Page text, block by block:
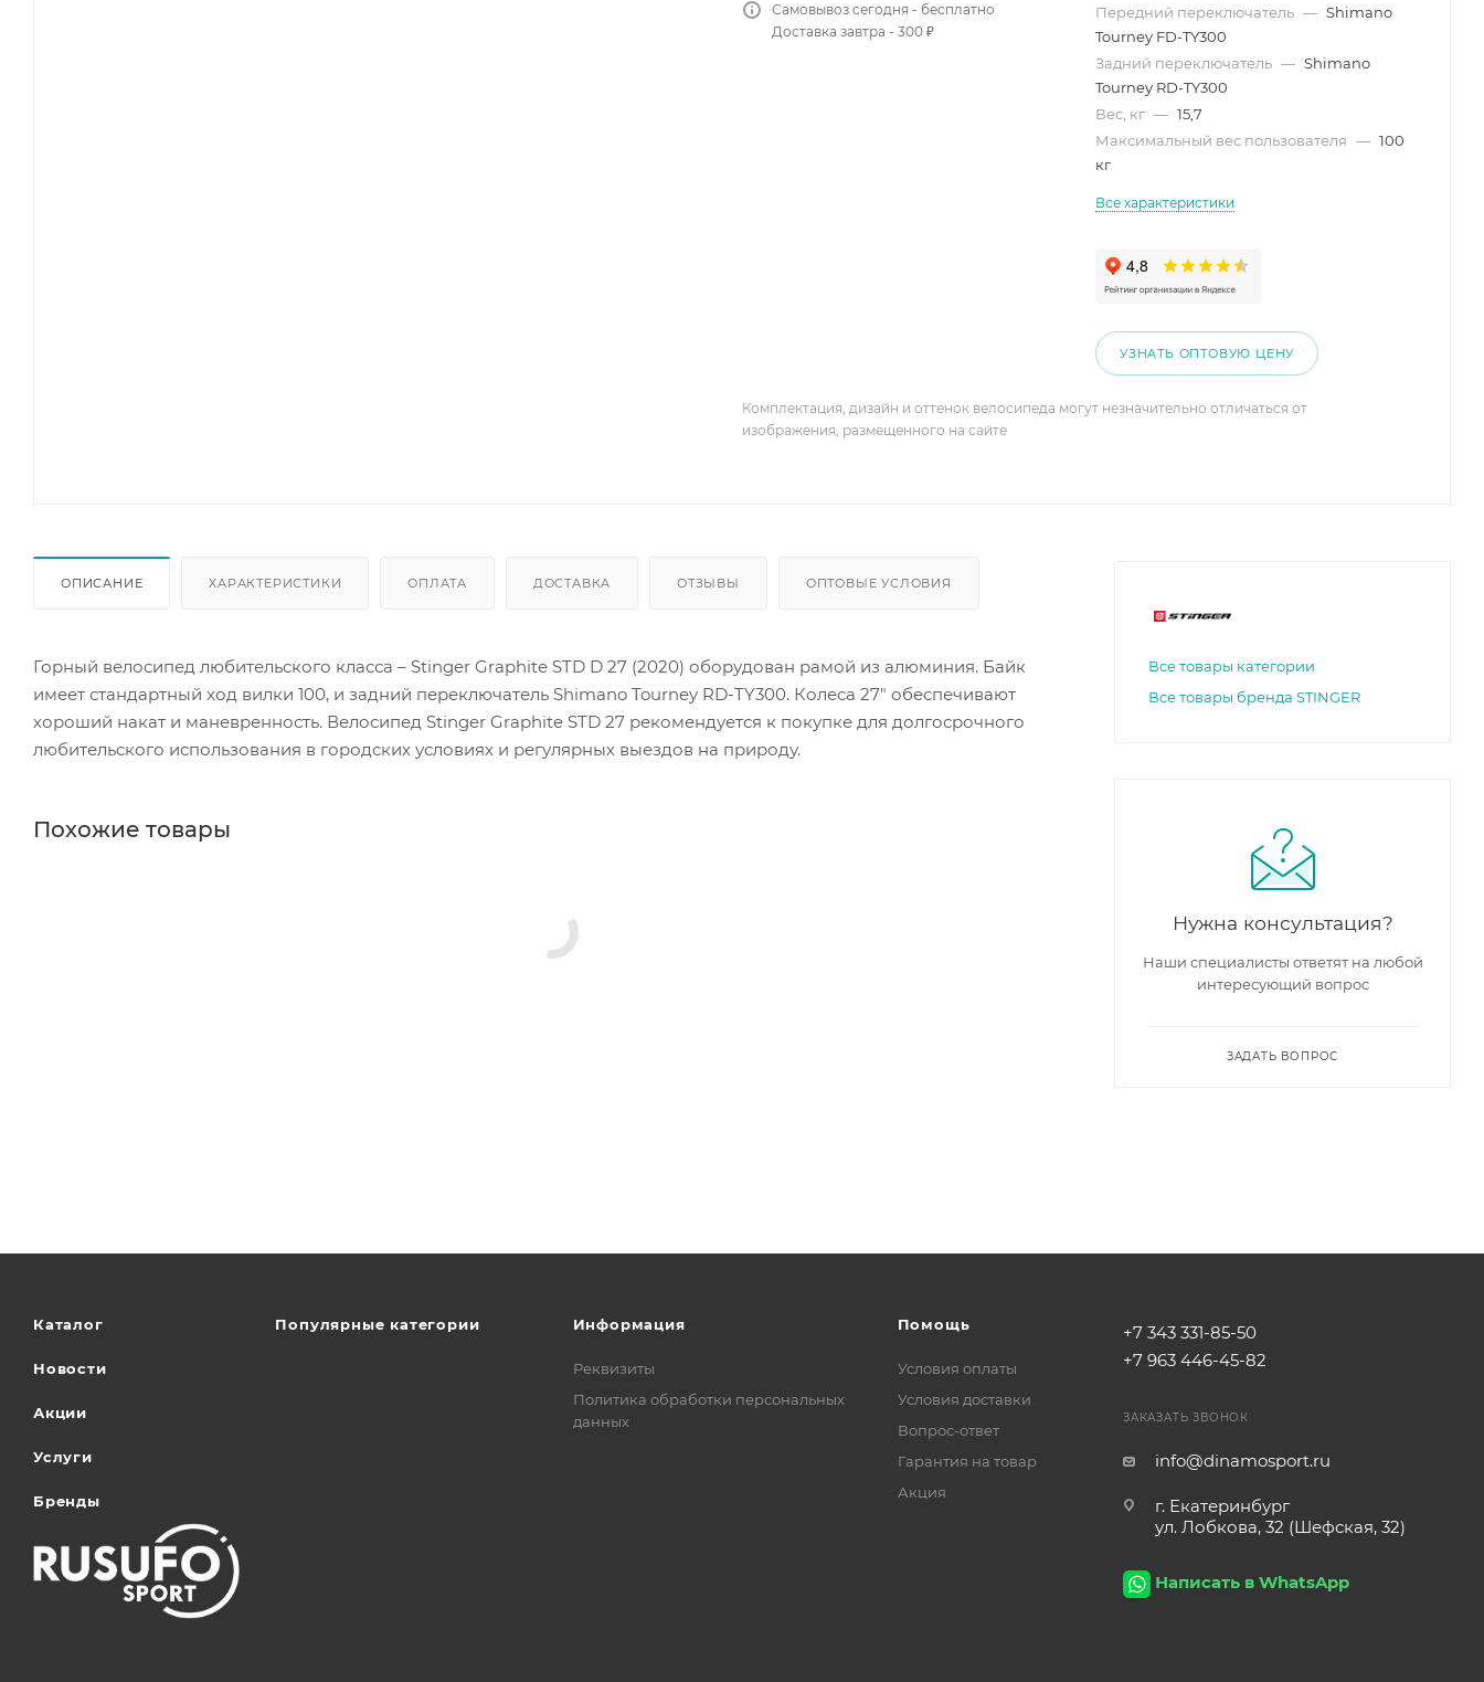
Самовывоз сегодня - бесплатно
Доставка завтра - 300 ₽
Передний переключатель — Shimano
Tourney FD-TY300
Задний переключатель — Shimano
Tourney RD-TY300
Вес, кг — 15,7
Максимальный вес пользователя — 100
кг
Все характеристики
УЗНАТЬ ОПТОВУЮ ЦЕНУ
Комплектация, дизайн и оттенок велосипеда могут незначительно отличаться от
изображения, размещенного на сайте
ОПИСАНИЕ ХАРАКТЕРИСТИКИ ОПЛАТА ДОСТАВКА ОТЗЫВЫ ОПТОВЫЕ УСЛОВИЯ
Горный велосипед любительского класса – Stinger Graphite STD D 27 (2020) оборудован рамой из алюминия. Байк
имеет стандартный ход вилки 100, и задний переключатель Shimano Tourney RD-TY300. Колеса 27" обеспечивают
хороший накат и маневренность. Велосипед Stinger Graphite STD 27 рекомендуется к покупке для долгосрочного
любительского использования в городских условиях и регулярных выездов на природу.
Похожие товары
Все товары категории
Все товары бренда STINGER
Нужна консультация?
Наши специалисты ответят на любой
интересующий вопрос
ЗАДАТЬ ВОПРОС
Каталог
Новости
Акции
Услуги
Бренды
Популярные категории Информация
Реквизиты
Политика обработки персональных
данных
Помощь
Условия оплаты
Условия доставки
Вопрос-ответ
Гарантия на товар
Акция
+7 343 331-85-50
+7 963 446-45-82
ЗАКАЗАТЬ ЗВОНОК
info@dinamosport.ru
г. Екатеринбург
ул. Лобкова, 32 (Шефская, 32)
Написать в WhatsApp